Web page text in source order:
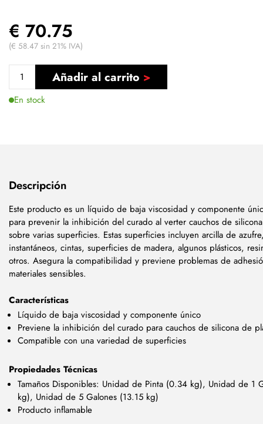
€ 70.75
(€ 58.47 sin 21% IVA)
Añadir al carrito
En stock
Descripción
Este producto es un líquido de baja viscosidad y componente
para prevenir la inhibición del curado al verter cauchos de
sobre varias superficies. Estas superficies incluyen arcilla de
instantáneos, cintas, superficies de madera, algunos plásticos,
otros. Asegura la compatibilidad y previene problemas de
materiales sensibles.
Características
Líquido de baja viscosidad y componente único
Previene la inhibición del curado para cauchos de silicona de
Compatible con una variedad de superficies
Propiedades Técnicas
Tamaños Disponibles: Unidad de Pinta (0.34 kg), Unidad de 1
kg), Unidad de 5 Galones (13.15 kg)
Producto inflamable